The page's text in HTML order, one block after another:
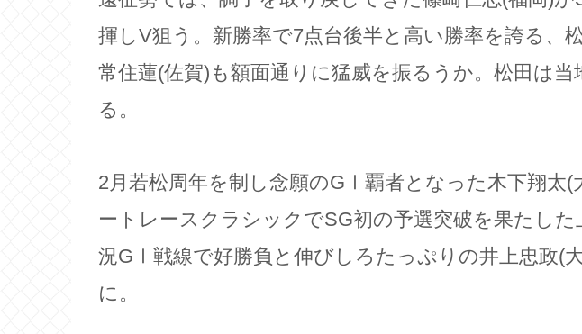
揮しV狙う。新勝率で7点台後半と高い勝率を誇る、
常住蓮(佐賀)も額面通りに猛威を振るうか。松田は当
る。
2月若松周年を制し念願のGⅠ覇者となった木下翔太(
ートレースクラシックでSG初の予選突破を果たした
況GⅠ戦線で好勝負と伸びしろたっぷりの井上忠政(
に。